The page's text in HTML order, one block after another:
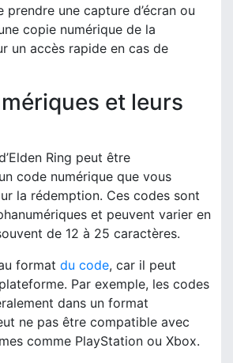
prendre une capture d’écran ou
copie numérique de la
un accès rapide en cas de
et leurs
Ring peut être
code numérique que vous
la rédemption. Ces codes sont
et peuvent varier en
de 12 à 25 caractères.
format du code, car il peut
Par exemple, les codes
dans un format
ne pas être compatible avec
comme PlayStation ou Xbox.